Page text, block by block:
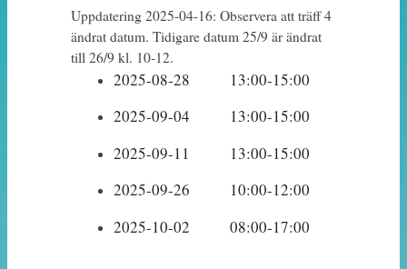
Uppdatering 2025-04-16: Observera att träff 4
ändrat datum. Tidigare datum 25/9 är ändrat
till 26/9 kl. 10-12.